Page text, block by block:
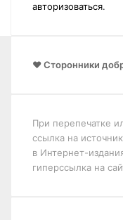
авторизоваться.
❤️ Сторонники
При перепечатке
ссылка на
в Интернет-
гиперссылка на